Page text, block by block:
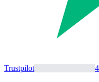
Trustpilot